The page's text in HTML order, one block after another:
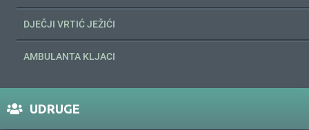
DJEČJI VRTIĆ JEŽIĆI
AMBULANTA KLJACI
UDRUGE